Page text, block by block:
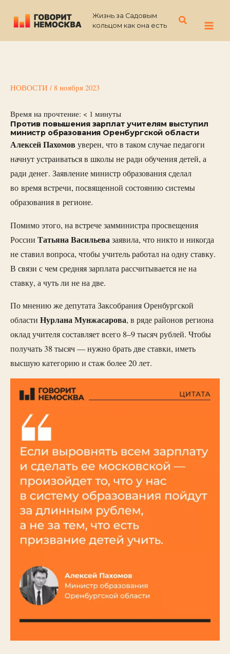
содержимому
Жизнь за Садовым
кольцом как она есть
Поиск
НОВОСТИ / 8 ноября 2023
Время на прочтение: < 1 минуты
Против повышения зарплат учителям выступил
министр образования Оренбургской области
АлексейПахомов уверен, что в таком случае педагоги
начнут устраиваться в школы не ради обучения детей, а
ради денег. Заявление министр образования сделал
во время встречи, посвященной состоянию системы
образования в регионе.
Помимо этого, на встрече замминистра просвещения
России ТатьянаВасильевазаявила, что никто и никогда
не ставил вопроса, чтобы учитель работал на одну ставку.
В связи с чем средняя зарплата рассчитывается не на
ставку, а чуть ли не на две.
По мнению же депутата Заксобрания Оренбургской
области НурланаМунжасарова, в ряде районов региона
оклад учителя составляет всего 8–9 тысяч рублей. Чтобы
получать 38 тысяч — нужно брать две ставки, иметь
высшую категорию и стаж более 20 лет.